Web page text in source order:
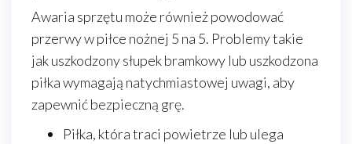
Awaria sprzętu może również powodować
przerwy w piłce nożnej 5 na 5. Problemy takie
jak uszkodzony słupek bramkowy lub uszkodzona
piłka wymagają natychmiastowej uwagi, aby
zapewnić bezpieczną grę.
Piłka, która traci powietrze lub ulega